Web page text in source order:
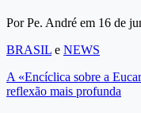
Por Pe. André em 16 de
BRASIL e NEWS
A «Encíclica sobre a
reflexão mais profunda